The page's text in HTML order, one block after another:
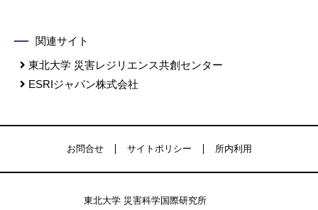
関連サイト
東北大学 災害レジリエンス共創センター
ESRIジャパン株式会社
お問合せ サイトポリシー 所内利用
東北大学 災害科学国際研究所